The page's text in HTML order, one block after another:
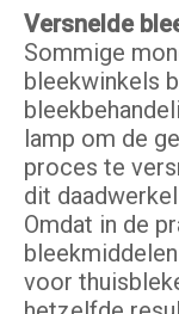
Versnelde
Sommige
bleekwinkels
lamp om de
proces te
dit
Omdat in de
voor